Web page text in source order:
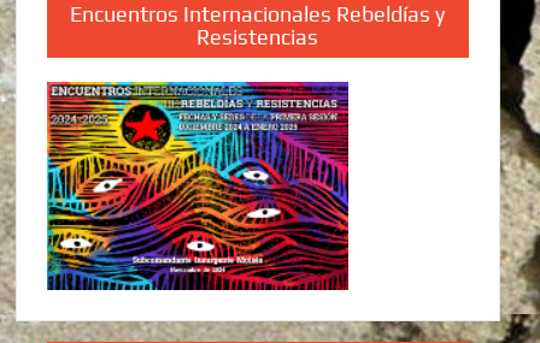
Encuentros Internacionales Rebeldías y
Resistencias